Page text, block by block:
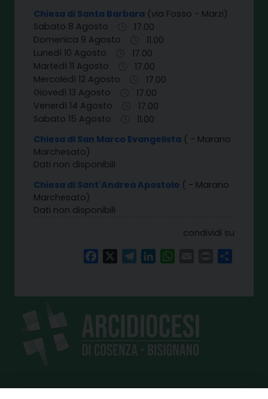
Chiesa di Santa Barbara (via Fosso - Marzi)
Sabato 8 Agosto
17.00
Domenica 9 Agosto
11.00
Lunedì 10 Agosto
17.00
Martedì 11 Agosto
17.00
Mercoledì 12 Agosto
17.00
Giovedì 13 Agosto
17.00
Venerdì 14 Agosto
17.00
Sabato 15 Agosto
11.00
Chiesa di San Marco Evangelista ( - Marano
Marchesato)
Dati non disponibili
Chiesa di Sant'Andrea Apostolo ( - Marano
Marchesato)
Dati non disponibili
condividi su
FacebookTelegramLinkedInWhatsAppPrint